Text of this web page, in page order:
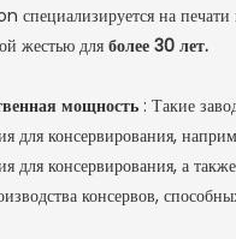
на печати
жестью дляболее 30 лет.
мощность : Такие
для консервирования,
для консервирования, а
консервов,